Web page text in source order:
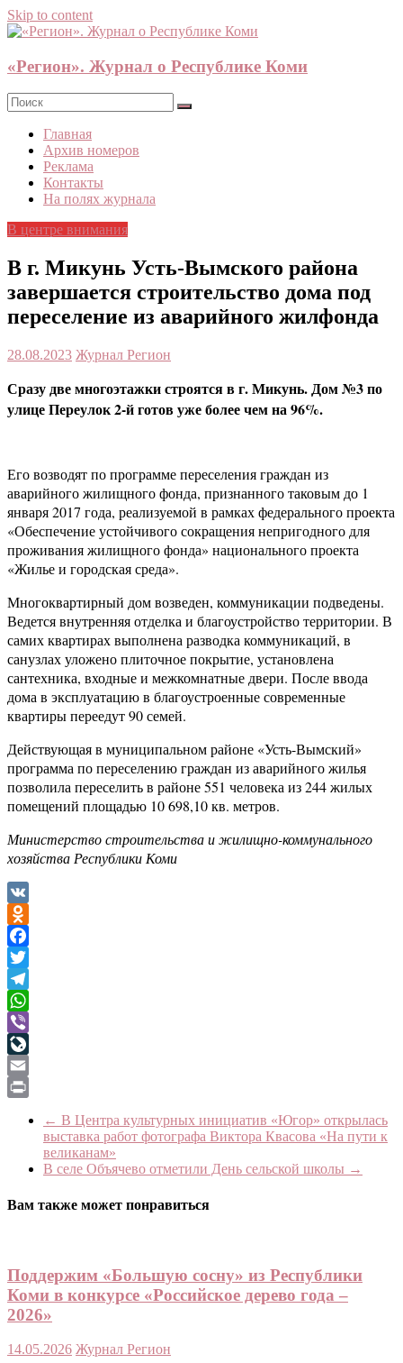
Skip to content
«Регион». Журнал о Республике Коми
Главная
Архив номеров
Реклама
Контакты
На полях журнала
В центре внимания
В г. Микунь Усть-Вымского района
завершается строительство дома под
переселение из аварийного жилфонда
28.08.2023 Журнал Регион
Сразу две многоэтажки строятся в г. Микунь. Дом №3 по
улице Переулок 2-й готов уже более чем на 96%.
Его возводят по программе переселения граждан из
аварийного жилищного фонда, признанного таковым до 1
января 2017 года, реализуемой в рамках федерального проекта
«Обеспечение устойчивого сокращения непригодного для
проживания жилищного фонда» национального проекта
«Жилье и городская среда».
Многоквартирный дом возведен, коммуникации подведены.
Ведется внутренняя отделка и благоустройство территории. В
самих квартирах выполнена разводка коммуникаций, в
санузлах уложено плиточное покрытие, установлена
сантехника, входные и межкомнатные двери. После ввода
дома в эксплуатацию в благоустроенные современные
квартиры переедут 90 семей.
Действующая в муниципальном районе «Усть-Вымский»
программа по переселению граждан из аварийного жилья
позволила переселить в районе 551 человека из 244 жилых
помещений площадью 10 698,10 кв. метров.
Министерство строительства и жилищно-коммунального
хозяйства Республики Коми
VK
Odnoklassniki
Facebook
Twitter
Telegram
WhatsApp
Viber
LiveJournal
Email
← В Центра культурных инициатив «Югор» открылась
выставка работ фотографа Виктора Квасова «На пути к
великанам»
В селе Объячево отметили День сельской школы →
Вам также может понравиться
Поддержим «Большую сосну» из Республики
Коми в конкурсе «Российское дерево года –
2026»
14.05.2026 Журнал Регион